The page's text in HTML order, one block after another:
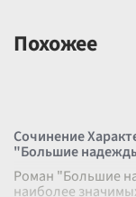
Похожее
Сочинение
"Большие
Роман "Большие
наиболее